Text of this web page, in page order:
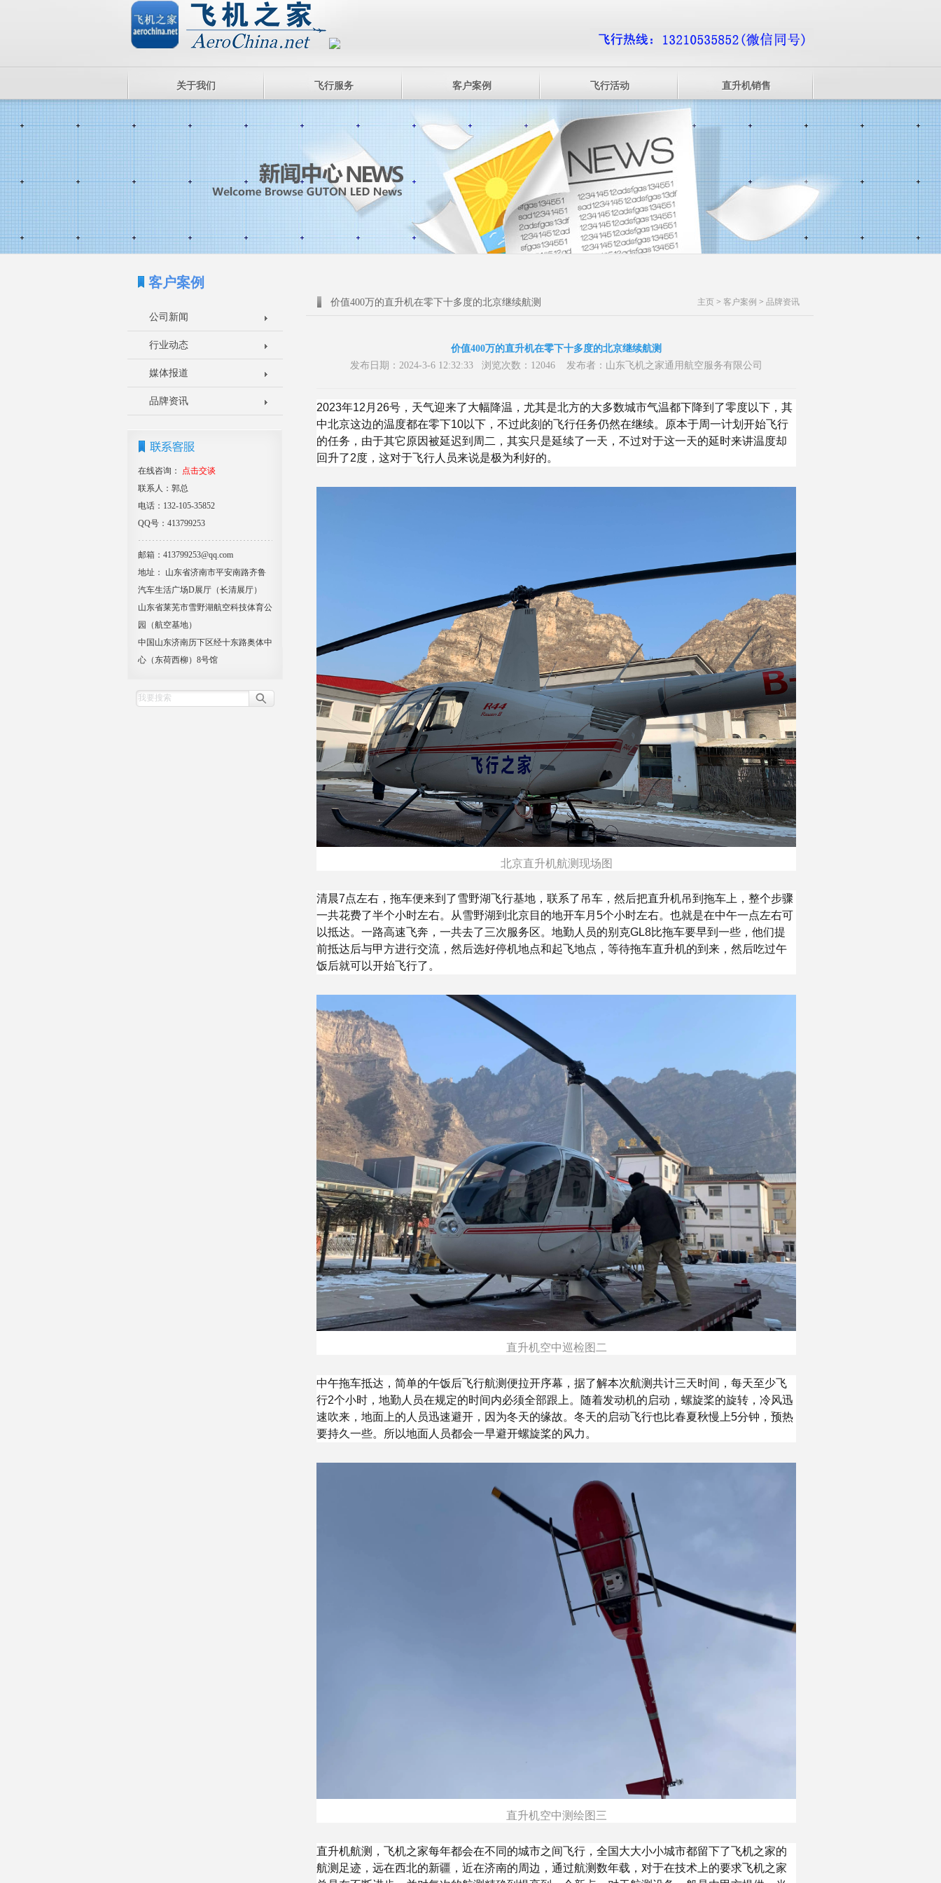
关于我们 飞行服务 客户案例 飞行活动 直升机销售
客户案例
公司新闻
行业动态
媒体报道
品牌资讯
在线咨询：
点击交谈
联系人：郭总
电话：132-105-35852
QQ号：413799253
邮箱：413799253@qq.com
地址： 山东省济南市平安南路齐鲁
汽车生活广场D展厅（长清展厅）
山东省莱芜市雪野湖航空科技体育公
园（航空基地）
中国山东济南历下区经十东路奥体中
心（东荷西柳）8号馆
主页 > 客户案例 > 品牌资讯
价值400万的直升机在零下十多度的北京继续航测
价值400万的直升机在零下十多度的北京继续航测
发布日期：2024-3-6 12:32:33 浏览次数：12046 发布者：山东飞机之家通用航空服务有限公司
2023年12月26号，天气迎来了大幅降温，尤其是北方的大多数城市气温都下降到了零度以下，其
中北京这边的温度都在零下10以下，不过此刻的飞行任务仍然在继续。原本于周一计划开始飞行
的任务，由于其它原因被延迟到周二，其实只是延续了一天，不过对于这一天的延时来讲温度却
回升了2度，这对于飞行人员来说是极为利好的。
北京直升机航测现场图
清晨7点左右，拖车便来到了雪野湖飞行基地，联系了吊车，然后把直升机吊到拖车上，整个步骤
一共花费了半个小时左右。从雪野湖到北京目的地开车月5个小时左右。也就是在中午一点左右可
以抵达。一路高速飞奔，一共去了三次服务区。地勤人员的别克GL8比拖车要早到一些，他们提
前抵达后与甲方进行交流，然后选好停机地点和起飞地点，等待拖车直升机的到来，然后吃过午
饭后就可以开始飞行了。
直升机空中巡检图二
中午拖车抵达，简单的午饭后飞行航测便拉开序幕，据了解本次航测共计三天时间，每天至少飞
行2个小时，地勤人员在规定的时间内必须全部跟上。随着发动机的启动，螺旋桨的旋转，冷风迅
速吹来，地面上的人员迅速避开，因为冬天的缘故。冬天的启动飞行也比春夏秋慢上5分钟，预热
要持久一些。所以地面人员都会一早避开螺旋桨的风力。
直升机空中测绘图三
直升机航测，飞机之家每年都会在不同的城市之间飞行，全国大大小小城市都留下了飞机之家的
航测足迹，远在西北的新疆，近在济南的周边，通过航测数年载，对于在技术上的要求飞机之家